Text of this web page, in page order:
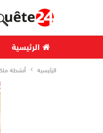
الرئيسية
الرئيسية أنشطة